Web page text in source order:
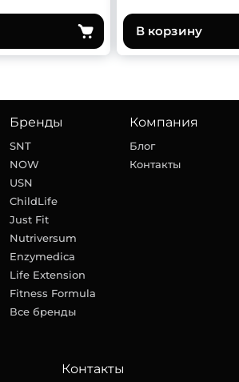
В корзину
Бренды
SNT
NOW
USN
ChildLife
Just Fit
Nutriversum
Enzymedica
Life Extension
Fitness Formula
Все бренды
Компания
Блог
Контакты
Контакты